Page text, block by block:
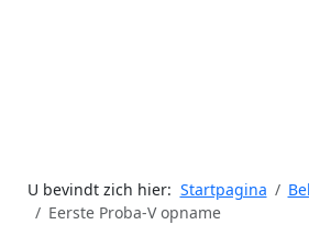
U bevindt zich hier: Startpagina
Eerste Proba-V opname